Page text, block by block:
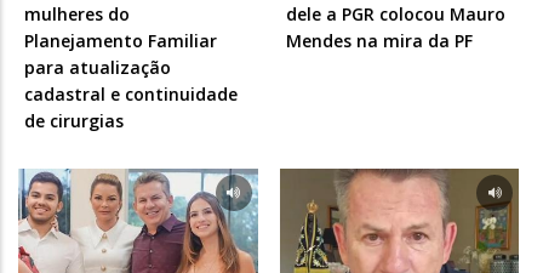
mulheres do
Planejamento Familiar
para atualização
cadastral e continuidade
de cirurgias
dele a PGR colocou Mauro
Mendes na mira da PF